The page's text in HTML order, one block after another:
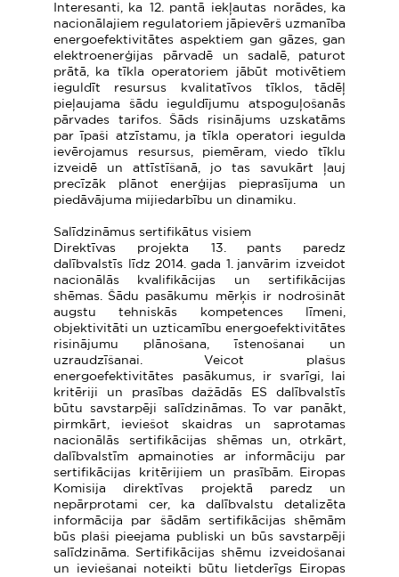
Interesanti, ka 12. pantā iekļautas norādes, ka
nacionālajiem regulatoriem jāpievērš uzmanība
energoefektivitātes aspektiem gan gāzes, gan
elektroenerģijas pārvadē un sadalē, paturot
prātā, ka tīkla operatoriem jābūt motivētiem
ieguldīt resursus kvalitatīvos tīklos, tādēļ
pieļaujama šādu ieguldījumu atspoguļošanās
pārvades tarifos. Šāds risinājums uzskatāms
par īpaši atzīstamu, ja tīkla operatori iegulda
ievērojamus resursus, piemēram, viedo tīklu
izveidē un attīstīšanā, jo tas savukārt ļauj
precīzāk plānot enerģijas pieprasījuma un
piedāvājuma mijiedarbību un dinamiku.
Salīdzināmus sertifikātus visiem
Direktīvas projekta 13. pants paredz
dalībvalstīs līdz 2014. gada 1. janvārim izveidot
nacionālās kvalifikācijas un sertifikācijas
shēmas. Šādu pasākumu mērķis ir nodrošināt
augstu tehniskās kompetences līmeni,
objektivitāti un uzticamību energoefektivitātes
risinājumu plānošana, īstenošanai un
uzraudzīšanai. Veicot plašus
energoefektivitātes pasākumus, ir svarīgi, lai
kritēriji un prasības dažādās ES dalībvalstīs
būtu savstarpēji salīdzināmas. To var panākt,
pirmkārt, ieviešot skaidras un saprotamas
nacionālās sertifikācijas shēmas un, otrkārt,
dalībvalstīm apmainoties ar informāciju par
sertifikācijas kritērijiem un prasībām. Eiropas
Komisija direktīvas projektā paredz un
nepārprotami cer, ka dalībvalstu detalizēta
informācija par šādām sertifikācijas shēmām
būs plaši pieejama publiski un būs savstarpēji
salīdzināma. Sertifikācijas shēmu izveidošanai
un ieviešanai noteikti būtu lietderīgs Eiropas